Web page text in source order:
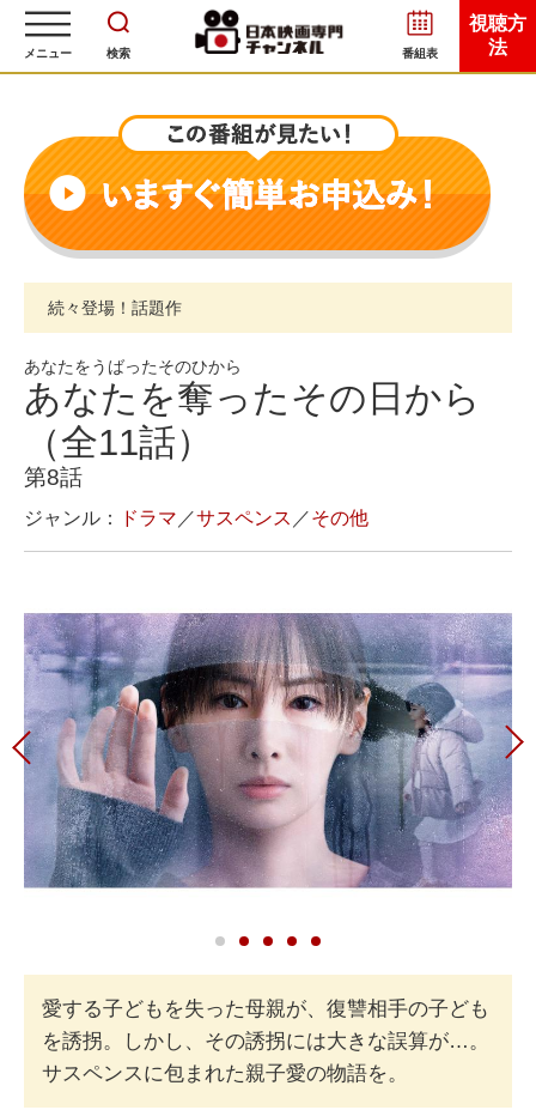
メニュー 検索 番組表
視聴方
法
続々登場！話題作
あなたをうばったそのひから
あなたを奪ったその日から
（全11話）
第8話
ジャンル： ドラマ ／サスペンス ／その他
愛する子どもを失った母親が、復讐相手の子ども
を誘拐。しかし、その誘拐には大きな誤算が…。
サスペンスに包まれた親子愛の物語を。